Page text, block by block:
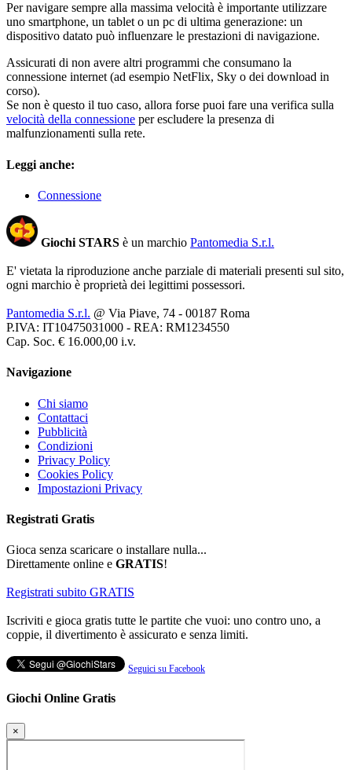
Per navigare sempre alla massima velocità è importante utilizzare
uno smartphone, un tablet o un pc di ultima generazione: un
dispositivo datato può influenzare le prestazioni di navigazione.
Assicurati di non avere altri programmi che consumano la
connessione internet (ad esempio NetFlix, Sky o dei download in
corso).
Se non è questo il tuo caso, allora forse puoi fare una verifica sulla
velocità della connessione per escludere la presenza di
malfunzionamenti sulla rete.
Leggi anche:
Connessione
Giochi STARS è un marchio Pantomedia S.r.l.
E' vietata la riproduzione anche parziale di materiali presenti sul sito,
ogni marchio è proprietà dei legittimi possessori.
Pantomedia S.r.l. @ Via Piave, 74 - 00187 Roma
P.IVA: IT10475031000 - REA: RM1234550
Cap. Soc. € 16.000,00 i.v.
Navigazione
Chi siamo
Contattaci
Pubblicità
Condizioni
Privacy Policy
Cookies Policy
Impostazioni Privacy
Registrati Gratis
Gioca senza scaricare o installare nulla...
Direttamente online e GRATIS!
Registrati subito GRATIS
Iscriviti e gioca gratis tutte le partite che vuoi: uno contro uno, a
coppie, il divertimento è assicurato e senza limiti.
Seguici su Facebook
Giochi Online Gratis
×